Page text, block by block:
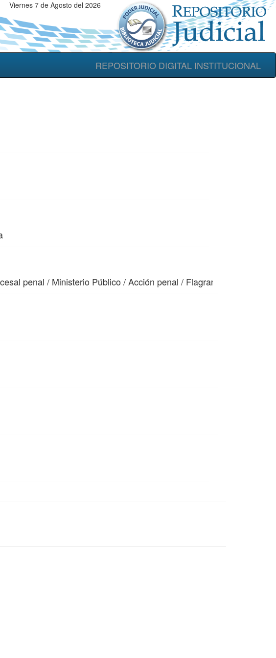
Viernes 7 de Agosto del 2026
REPOSITORIO DIGITAL INSTITUCIONAL